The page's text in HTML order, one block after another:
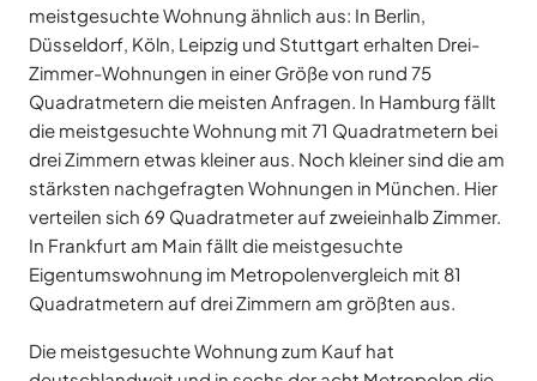
meistgesuchte Wohnung ähnlich aus: In Berlin,
Düsseldorf, Köln, Leipzig und Stuttgart erhalten Drei-
Zimmer-Wohnungen in einer Größe von rund 75
Quadratmetern die meisten Anfragen. In Hamburg fällt
die meistgesuchte Wohnung mit 71 Quadratmetern bei
drei Zimmern etwas kleiner aus. Noch kleiner sind die am
stärksten nachgefragten Wohnungen in München. Hier
verteilen sich 69 Quadratmeter auf zweieinhalb Zimmer.
In Frankfurt am Main fällt die meistgesuchte
Eigentumswohnung im Metropolenvergleich mit 81
Quadratmetern auf drei Zimmern am größten aus.
Die meistgesuchte Wohnung zum Kauf hat